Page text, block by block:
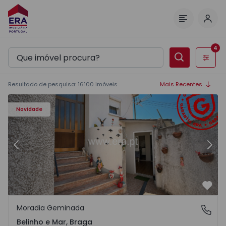
Filtros
4
Resultado de pesquisa: 16100 imóveis Mais Recentes
Novidade
- 12
Moradia Geminada T2 Esposende, Belinho e Mar -
Anterior
Belinho e Mar, Braga
Moradia Geminada
Belinho e Mar, Braga